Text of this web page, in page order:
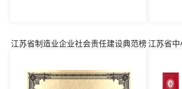
江苏省制造业企业社会责任建设典范榜江苏省